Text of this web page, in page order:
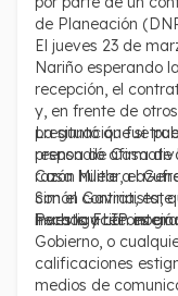
de Planeación
El jueves 23 de
Nariño esperando
recepción, el
y, en frente de
preguntó que si
respondió
razón huele a
con el contratista,
hechos y reconoció
La situación fue
prensa de Casa de
Casa Militar, el
Simón Gaviria,
investigación
Para la FLIP es
Gobierno, o
calificaciones
medios de